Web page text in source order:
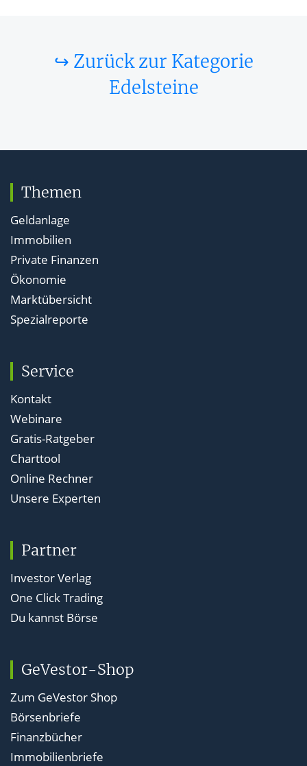
↪ Zurück zur Kategorie
Edelsteine
Themen
Geldanlage
Immobilien
Private Finanzen
Ökonomie
Marktübersicht
Spezialreporte
Service
Kontakt
Webinare
Gratis-Ratgeber
Charttool
Online Rechner
Unsere Experten
Partner
Investor Verlag
One Click Trading
Du kannst Börse
GeVestor-Shop
Zum GeVestor Shop
Börsenbriefe
Finanzbücher
Immobilienbriefe